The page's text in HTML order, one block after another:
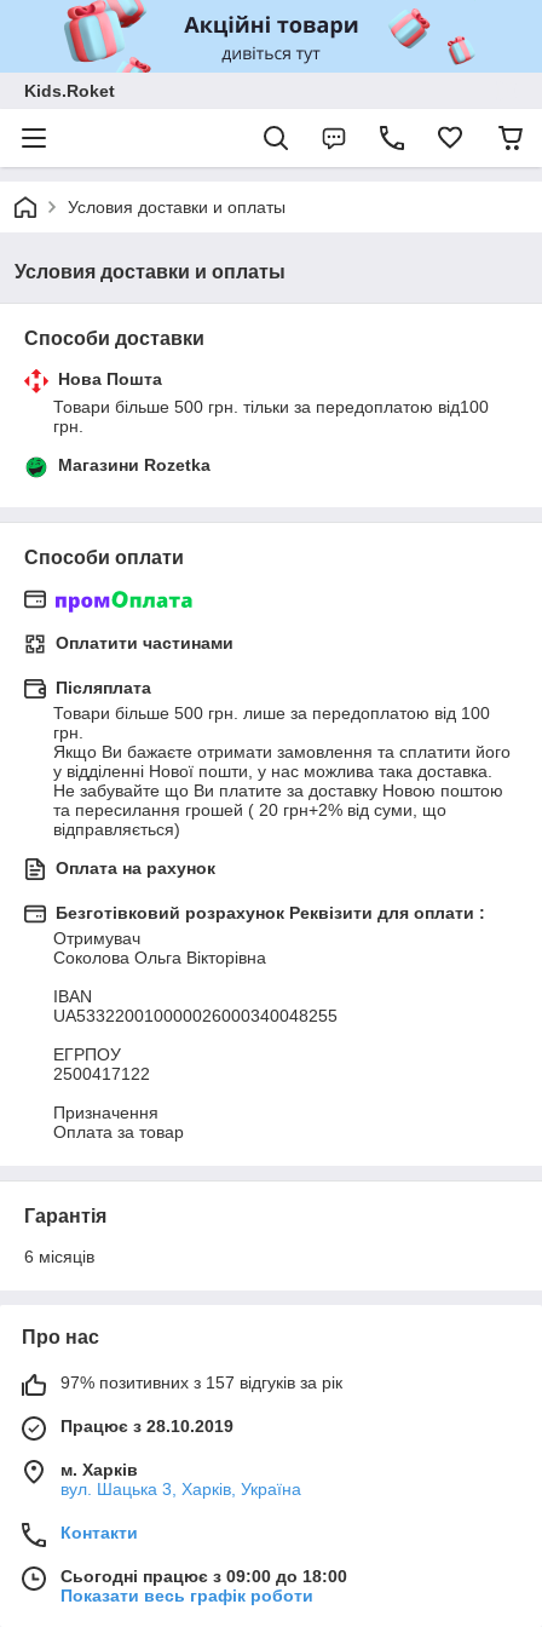
Kids.Roket
Условия доставки и оплаты
Условия доставки и оплаты
Способи доставки
Нова Пошта
Товари більше 500 грн. тільки за передоплатою від100
грн.
Магазини Rozetka
Способи оплати
Оплатити частинами
Післяплата
Товари більше 500 грн. лише за передоплатою від 100
грн.
Якщо Ви бажаєте отримати замовлення та сплатити його
у відділенні Нової пошти, у нас можлива така доставка.
Не забувайте що Ви платите за доставку Новою поштою
та пересилання грошей ( 20 грн+2% від суми, що
відправляється)
Оплата на рахунок
Безготівковий розрахунок Реквізити для оплати :
Отримувач
Соколова Ольга Вікторівна
IBAN
UA533220010000026000340048255
ЕГРПОУ
2500417122
Призначення
Оплата за товар
Гарантія
6 місяців
Про нас
97% позитивних з 157 відгуків за рік
Працює з 28.10.2019
м. Харків
вул. Шацька 3, Харків, Україна
Контакти
Сьогодні працює з 09:00 до 18:00
Показати весь графік роботи